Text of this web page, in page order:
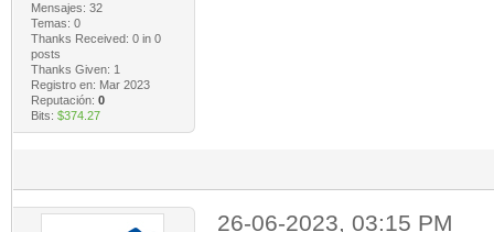
Mensajes: 32
Temas: 0
Thanks Received: 0in 0
posts
Thanks Given: 1
Registro en: Mar 2023
Reputación: 0
Bits: $374.27
26-06-2023, 03:15 PM